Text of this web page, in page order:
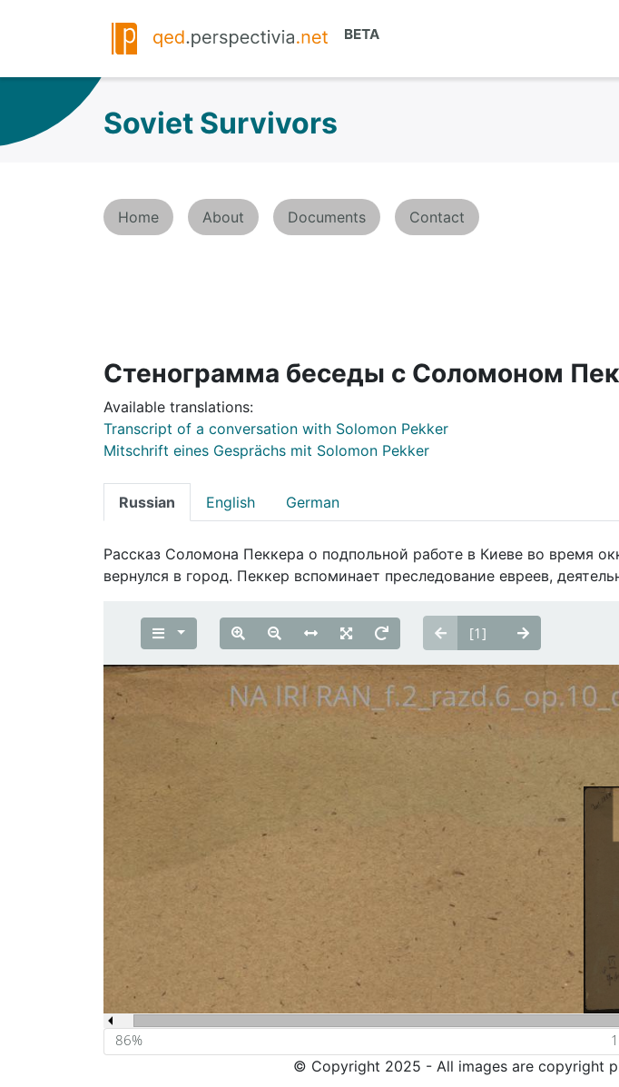
Soviet Survivors
Home About Documents Contact
Стенограмма беседы с Соломоном
Available translations:
Transcript of a conversation with Solomon Pekker
Mitschrift eines Gesprächs mit Solomon Pekker
Russian English German
Рассказ Соломона Пеккера о подпольной работе в Киеве во время
вернулся в город. Пеккер вспоминает преследование евреев,
© Copyright 2025 - All images are copyright